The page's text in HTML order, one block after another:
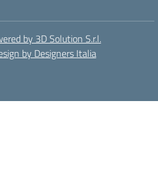
by 3D Solution S.r.l.
by Designers Italia